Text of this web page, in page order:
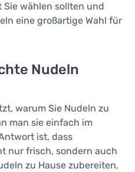
Sie wählen sollten und
eine großartige Wahl für
Nudeln
warum Sie Nudeln zu
man sie einfach im
ist, dass
nur frisch, sondern auch
zu Hause zubereiten,